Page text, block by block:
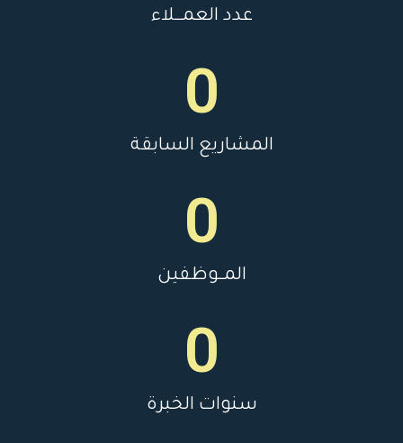
عدد العمـــلاء
المشاريع السابقة
0
المــوظفين
0
سنوات الخبرة
0